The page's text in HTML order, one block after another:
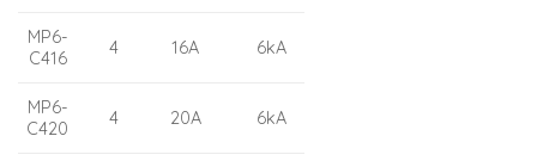
MP6-
C416
4 16A 6kA
MP6-
C420
4 20A 6kA